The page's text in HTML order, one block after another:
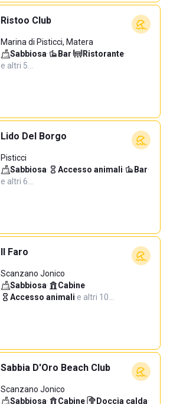
Ristoo Club
Marina di Pisticci, Matera
Sabbiosa· Bar· Ristorante·
e altri 5…
Lido Del Borgo
Pisticci
Sabbiosa· Accesso animali· Bar·
e altri 6…
Il Faro
Scanzano Jonico
Sabbiosa· Cabine·
Accesso animali·e altri 10…
Sabbia D'Oro Beach Club
Scanzano Jonico
Sabbiosa· Cabine· Doccia calda·